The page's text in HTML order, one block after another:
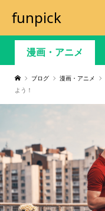
funpick
漫画・アニメ
ブログ 漫画・アニメ
よう！